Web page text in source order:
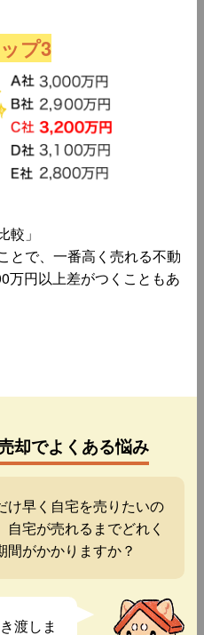
プ3
較」
とで、一番高く売れる不動
万円以上差がつくこともあ
却でよくある悩み
け早く自宅を売りたいの
自宅が売れるまでどれく
間がかかりますか？
渡しま